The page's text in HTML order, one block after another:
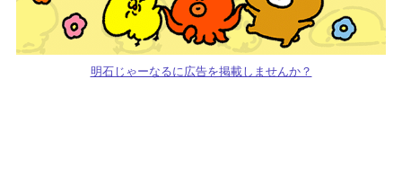
明石じゃーなるに広告を掲載しませんか？